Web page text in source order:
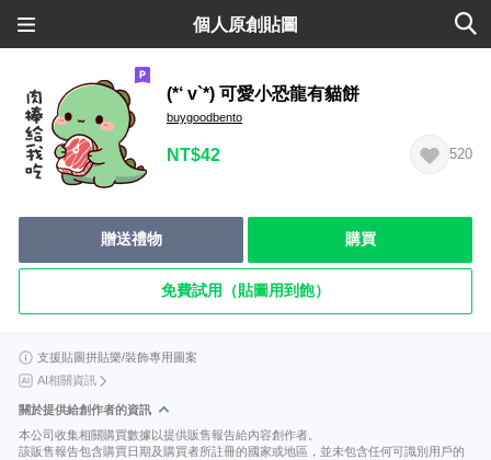
個人原創貼圖
(*‘ v`*) 可愛小恐龍有貓餅
buygoodbento
NT$42 520
贈送禮物 購買
免費試用（貼圖用到飽）
支援貼圖拼貼樂/裝飾專用圖案
AI相關資訊
關於提供給創作者的資訊
本公司收集相關購買數據以提供販售報告給內容創作者。
該販售報告包含購買日期及購買者所註冊的國家或地區，並未包含任何可識別用戶的